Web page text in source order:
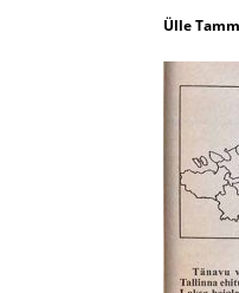
Ülle Tamm